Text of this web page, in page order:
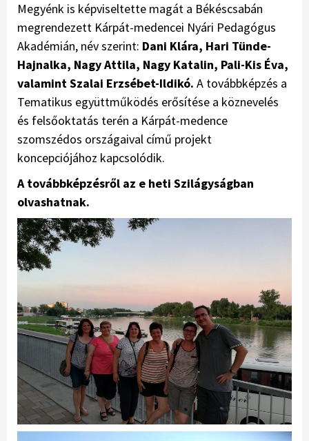
Megyénk is képviseltette magát a Békéscsabán
megrendezett Kárpát-medencei Nyári Peda­gógus
Akadémián, név szerint: Dani Klára, Hari Tünde-
Hajnalka, Nagy Attila, Nagy Katalin, Pali-Kis Éva,
vala­mint Szalai Erzsébet-Ildikó. A tovább­képzés a
Tematikus együttműködés erősítése a köznevelés
és felsőoktatás terén a Kárpát-medence
szomszédos országaival című projekt
koncepciójához kapcsolódik.
A továbbképzésről az e heti Szilágyságban
olvashatnak.